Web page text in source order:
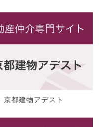
都建物アデスト